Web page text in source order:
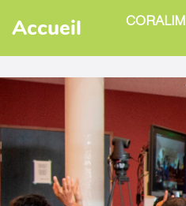
Aller au contenu principal
Accueil CORALIM